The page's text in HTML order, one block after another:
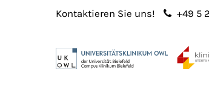
Login
Benutzername
Kontaktieren Sie uns! +49 5